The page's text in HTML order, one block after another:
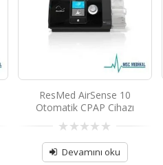
ResMed AirSense 10
Otomatik CPAP Cihazı
0
out
of
Devamını oku